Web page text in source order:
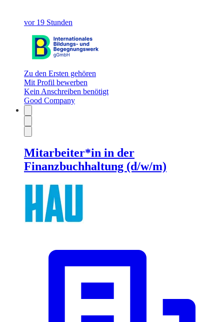
vor 19 Stunden
Zu den Ersten gehören
Mit Profil bewerben
Kein Anschreiben benötigt
Good Company
Mitarbeiter*in in der
Finanzbuchhaltung (d/w/m)